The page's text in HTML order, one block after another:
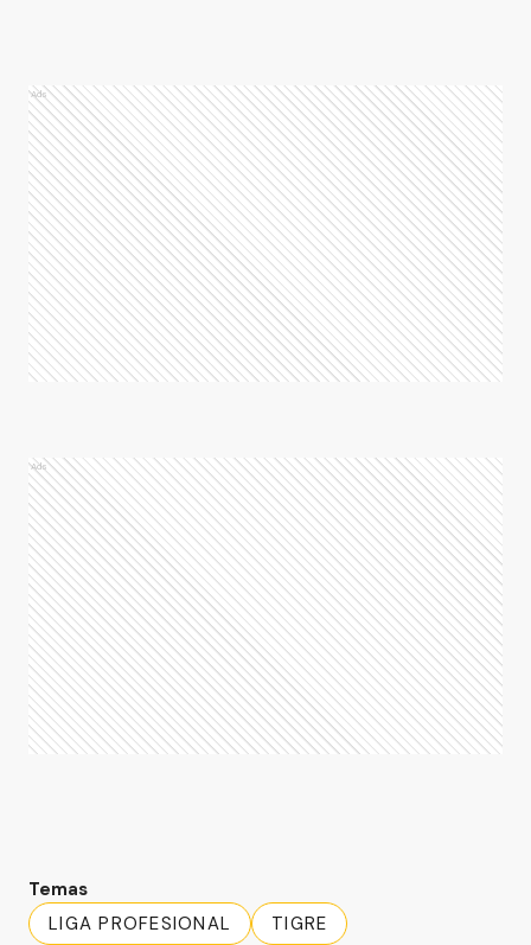
Ads
Ads
Temas
LIGA PROFESIONAL
TIGRE